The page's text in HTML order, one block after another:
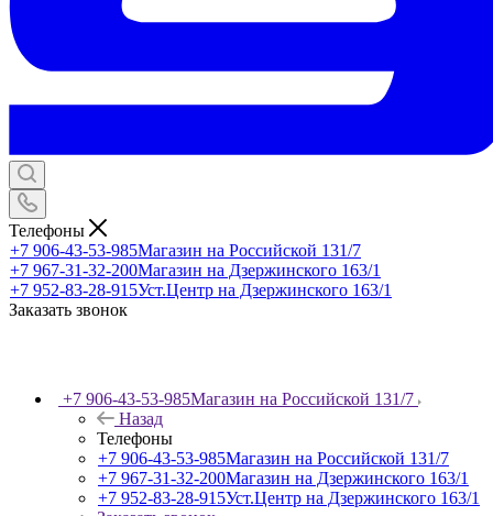
Телефоны
+7 906-43-53-985Магазин на Российской 131/7
+7 967-31-32-200Магазин на Дзержинского 163/1
+7 952-83-28-915Уст.Центр на Дзержинского 163/1
Заказать звонок
+7 906-43-53-985Магазин на Российской 131/7
Назад
Телефоны
+7 906-43-53-985Магазин на Российской 131/7
+7 967-31-32-200Магазин на Дзержинского 163/1
+7 952-83-28-915Уст.Центр на Дзержинского 163/1